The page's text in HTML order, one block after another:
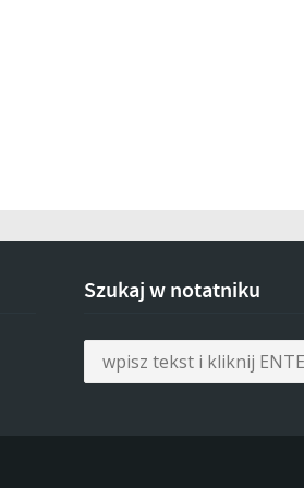
Szukaj w notatniku